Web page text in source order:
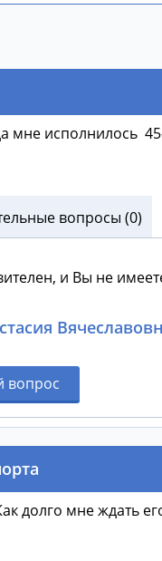
мне исполнилось
вопросы (0)
и Вы не
вопрос
долго мне ждать